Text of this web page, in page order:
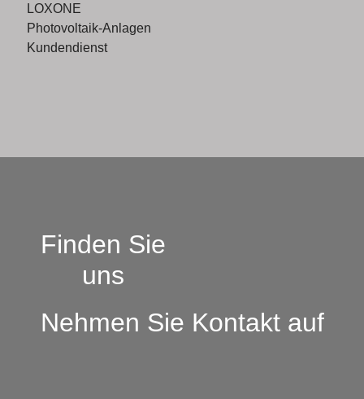
LOXONE
Photovoltaik-Anlagen
Kundendienst
Finden Sie
uns
Nehmen Sie Kontakt auf